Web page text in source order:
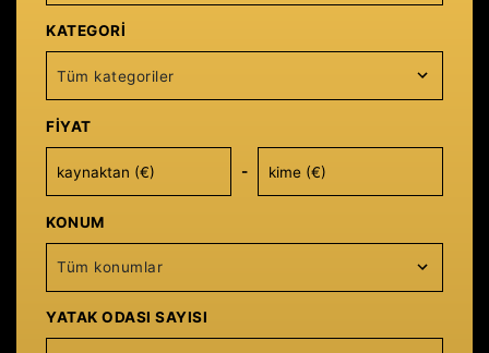
KATEGORI
Tüm kategoriler
FIYAT
-
KONUM
Tüm konumlar
YATAK ODASI SAYISI